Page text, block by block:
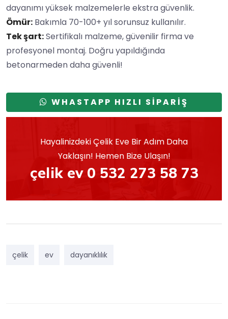
dayanımı yüksek malzemelerle ekstra güvenlik.
Ömür: Bakımla 70-100+ yıl sorunsuz kullanılır.
Tek şart:Sertifikalı malzeme, güvenilir firma ve
profesyonel montaj. Doğru yapıldığında
betonarmeden daha güvenli!
WHASTAPP HIZLI SİPARİŞ
Hayalinizdeki Çelik Eve Bir Adım Daha
Yaklaşın! Hemen Bize Ulaşın!
çelik ev 0 532 273 58 73
çelik ev dayanıklılık